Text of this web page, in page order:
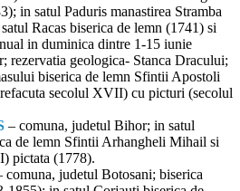
in satul Paduris manastirea Stramba
Racas biserica de lemn (1741) si
in duminica dintre 1-15 iunie
rezervatia geologica- Stanca Dracului;
biserica de lemn Sfintii Apostoli
secolul XVII) cu picturi (secolul
– comuna, judetul Bihor; in satul
de lemn Sfintii Arhangheli Mihail si
pictata (1778).
comuna, judetul Botosani; biserica